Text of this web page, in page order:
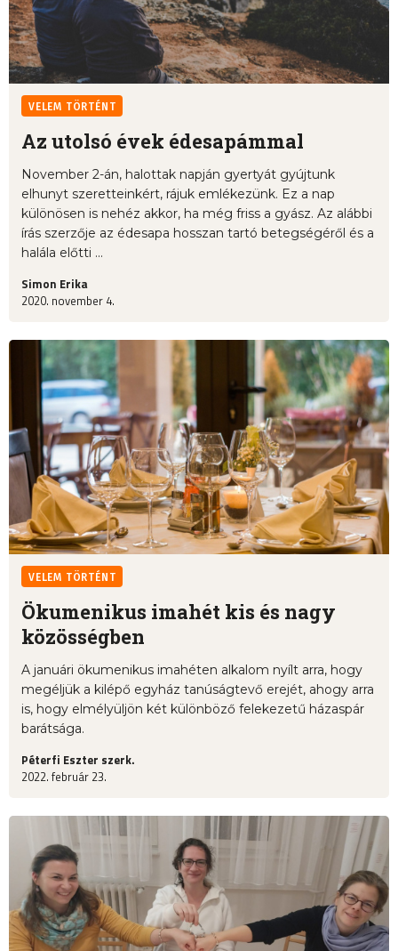
VELEM TÖRTÉNT
Az utolsó évek édesapámmal
November 2-án, halottak napján gyertyát gyújtunk
elhunyt szeretteinkért, rájuk emlékezünk. Ez a nap
különösen is nehéz akkor, ha még friss a gyász. Az alábbi
írás szerzője az édesapa hosszan tartó betegségéről és a
halála előtti ...
Simon Erika
2020. november 4.
VELEM TÖRTÉNT
Ökumenikus imahét kis és nagy
közösségben
A januári ökumenikus imahéten alkalom nyílt arra, hogy
megéljük a kilépő egyház tanúságtevő erejét, ahogy arra
is, hogy elmélyüljön két különböző felekezetű házaspár
barátsága.
Péterfi Eszter szerk.
2022. február 23.